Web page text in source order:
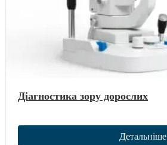
Діагностика зору дорослих
Детальніше